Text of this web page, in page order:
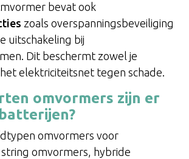
bevat ook
zoals overspanningsbeveiliging
uitschakeling bij
Dit beschermt zowel je
elektriciteitsnet tegen schade.
omvormers zijn er
omvormers voor
omvormers, hybride